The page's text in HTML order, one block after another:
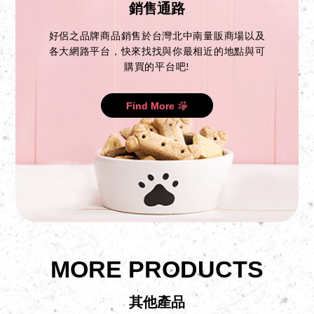
銷售通路
好侶之品牌商品銷售於台灣北中南量販商場以及
各大網路平台，快來找找與你最相近的地點與可
購買的平台吧!
Find More
MORE PRODUCTS
其他產品